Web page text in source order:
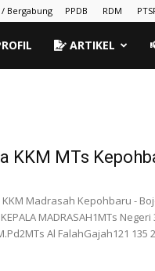
/ Bergabung PPDB RDM
ARTIKEL
KKM MTs
Madrasah Kepohbaru -
MADRASAH1MTs
Al FalahGajah121 135